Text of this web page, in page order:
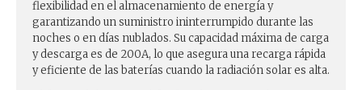
flexibilidad en el almacenamiento de energía y
garantizando un suministro ininterrumpido durante las
noches o en días nublados. Su capacidad máxima de carga
y descarga es de 200A, lo que asegura una recarga rápida
y eficiente de las baterías cuando la radiación solar es alta.